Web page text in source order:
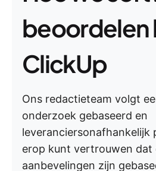
beoordelen
ClickUp
Ons redactieteam volgt
onderzoek gebaseerd en
leveranciersonafhankelijk
erop kunt vertrouwen dat
aanbevelingen zijn